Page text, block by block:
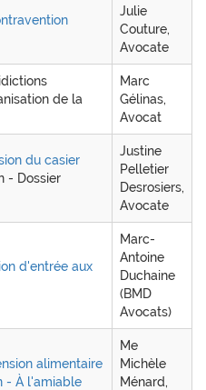
Julie
Couture,
Avocate
de la
Marc
Gélinas,
Avocat
du casier
- Dossier
Justine
Pelletier
Desrosiers,
Avocate
d'entrée aux
Marc-
Antoine
Duchaine
(BMD
Avocats)
alimentaire
- À l'amiable
Me
Michèle
Ménard,